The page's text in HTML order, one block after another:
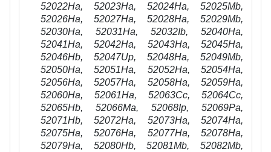
52022Ha, 52023Ha, 52024Ha, 52025Mb,
52026Ha, 52027Ha, 52028Ha, 52029Mb,
52030Ha, 52031Ha, 52032Ib, 52040Ha,
52041Ha, 52042Ha, 52043Ha, 52045Ha,
52046Hb, 52047Up, 52048Ha, 52049Mb,
52050Ha, 52051Ha, 52052Ha, 52054Ha,
52056Ha, 52057Ha, 52058Ha, 52059Ha,
52060Ha, 52061Ha, 52063Cc, 52064Cc,
52065Hb, 52066Ma, 52068Ip, 52069Pa,
52071Hb, 52072Ha, 52073Ha, 52074Ha,
52075Ha, 52076Ha, 52077Ha, 52078Ha,
52079Ha, 52080Hb, 52081Mb, 52082Mb,